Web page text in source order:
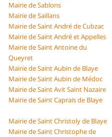
Mairie de Sablons
Mairie de Saillans
Mairie de Saint André de Cubzac
Mairie de Saint André et Appelles
Mairie de Saint Antoine du
Queyret
Mairie de Saint Aubin de Blaye
Mairie de Saint Aubin de Médoc
Mairie de Saint Avit Saint Nazaire
Mairie de Saint Caprais de Blaye
Mairie de Saint Christoly de Blaye
Mairie de Saint Christophe de